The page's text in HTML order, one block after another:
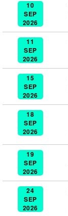
10
SEP
2026
11
SEP
2026
15
SEP
2026
18
SEP
2026
19
SEP
2026
24
SEP
2026